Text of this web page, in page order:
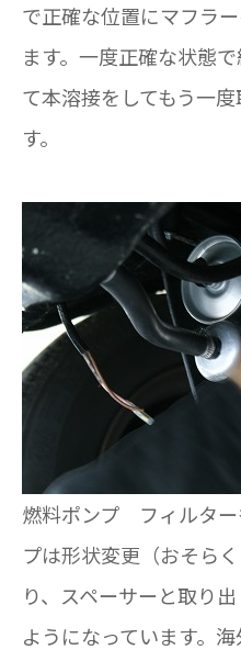
で正確な位置にマフラ
ます。一度正確な状態
て本溶接をしてもう一
す。
燃料ポンプ フィルター
プは形状変更（おそら
り、スペーサーと取り
ようになっています。